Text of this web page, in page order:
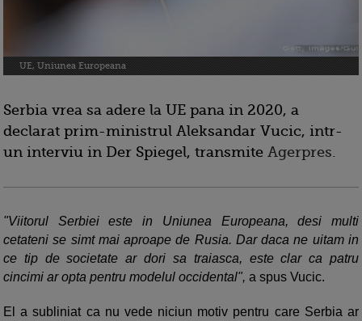
UE, Uniunea Europeana
Serbia vrea sa adere la UE pana in 2020, a
declarat prim-ministrul Aleksandar Vucic, intr-
un interviu in Der Spiegel, transmite Agerpres.
"Viitorul Serbiei este in Uniunea Europeana, desi multi
cetateni se simt mai aproape de Rusia. Dar daca ne uitam in
ce tip de societate ar dori sa traiasca, este clar ca patru
cincimi ar opta pentru modelul occidental", a spus Vucic.
El a subliniat ca nu vede niciun motiv pentru care Serbia ar